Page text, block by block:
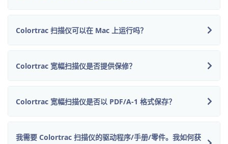
Colortrac 扫描仪可以在 Mac 上运行吗？
Colortrac 宽幅扫描仪是否提供保修？
Colortrac 宽幅扫描仪是否以 PDF/A-1 格式保存？
我需要 Colortrac 扫描仪的驱动程序/手册/零件。我如何获